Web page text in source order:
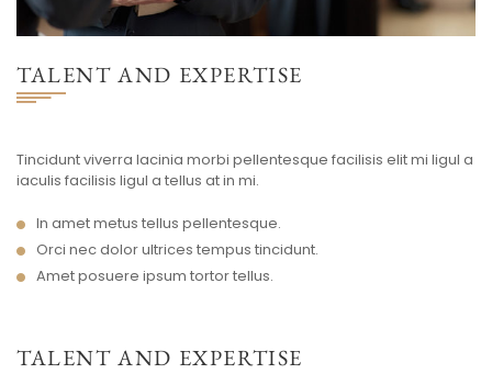
TALENT AND EXPERTISE
Tincidunt viverra lacinia morbi pellentesque facilisis elit mi ligul a
iaculis facilisis ligul a tellus at in mi.
In amet metus tellus pellentesque.
Orci nec dolor ultrices tempus tincidunt.
Amet posuere ipsum tortor tellus.
TALENT AND EXPERTISE